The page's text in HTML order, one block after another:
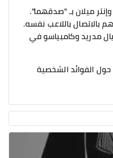
ميلان بـ "صدقهما".
باللاعب نفسه.
مدريد وكامبياسو في
الفوائد الشخصية